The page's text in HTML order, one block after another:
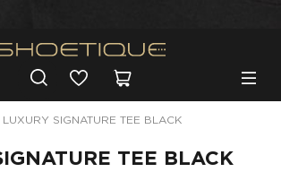
dostava za narudžbe iznad 100€
LUXURY SIGNATURE TEE BLACK
TEE BLACK